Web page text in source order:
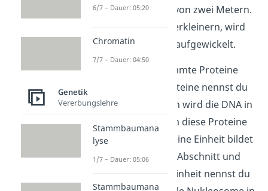
nämlich eine Länge von zwei Metern.
Um den Strang zu verkleinern, wird
die DNA wie ein Seil aufgewickelt.
Dabei spielen bestimmte Proteine
eine Rolle. Diese Proteine nennst du
Histon-Proteine. Nun wird die DNA in
kleinen Einheiten um diese Proteine
aufgewickelt. Die kleine Einheit bildet
sich aus einem DNA-Abschnitt und
einem Protein. Die Einheit nennst du
6/7 – Dauer: 05:20
Chromatin
7/7 – Dauer: 04:50
Genetik
Vererbungslehre
Stammbaumana
lyse
1/7 – Dauer: 05:06
Stammbaumana